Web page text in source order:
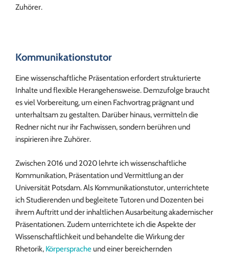
Zuhörer.
Kommunikationstutor
Eine wissenschaftliche Präsentation erfordert strukturierte
Inhalte und flexible Herangehensweise. Demzufolge braucht
es viel Vorbereitung, um einen Fachvortrag prägnant und
unterhaltsam zu gestalten. Darüber hinaus, vermitteln die
Redner nicht nur ihr Fachwissen, sondern berühren und
inspirieren ihre Zuhörer.
Zwischen 2016 und 2020 lehrte ich wissenschaftliche
Kommunikation, Präsentation und Vermittlung an der
Universität Potsdam. Als Kommunikationstutor, unterrichtete
ich Studierenden und begleitete Tutoren und Dozenten bei
ihrem Auftritt und der inhaltlichen Ausarbeitung akademischer
Präsentationen. Zudem unterrichtete ich die Aspekte der
Wissenschaftlichkeit und behandelte die Wirkung der
Rhetorik, Körperspracheund einer bereichernden